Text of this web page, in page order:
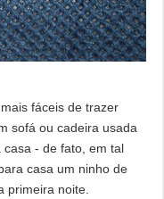
fáceis de trazer
sofá ou cadeira usada
- de fato, em tal
casa um ninho de
primeira noite.